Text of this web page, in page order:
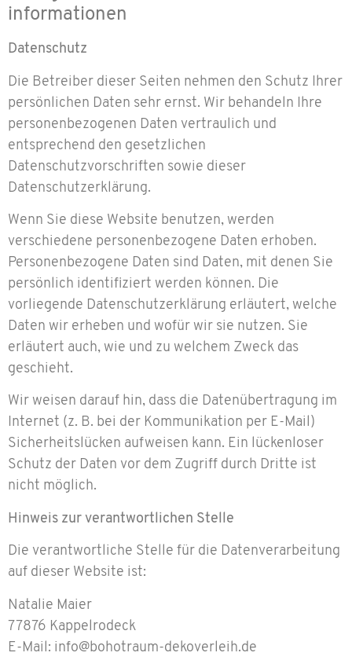
informationen
Datenschutz
Die Betreiber dieser Seiten nehmen den Schutz Ihrer
persönlichen Daten sehr ernst. Wir behandeln Ihre
personenbezogenen Daten vertraulich und
entsprechend den gesetzlichen
Datenschutzvorschriften sowie dieser
Datenschutzerklärung.
Wenn Sie diese Website benutzen, werden
verschiedene personenbezogene Daten erhoben.
Personenbezogene Daten sind Daten, mit denen Sie
persönlich identifiziert werden können. Die
vorliegende Datenschutzerklärung erläutert, welche
Daten wir erheben und wofür wir sie nutzen. Sie
erläutert auch, wie und zu welchem Zweck das
geschieht.
Wir weisen darauf hin, dass die Datenübertragung im
Internet (z. B. bei der Kommunikation per E-Mail)
Sicherheitslücken aufweisen kann. Ein lückenloser
Schutz der Daten vor dem Zugriff durch Dritte ist
nicht möglich.
Hinweis zur verantwortlichen Stelle
Die verantwortliche Stelle für die Datenverarbeitung
auf dieser Website ist:
Natalie Maier
77876 Kappelrodeck
E-Mail: info@bohotraum-dekoverleih.de